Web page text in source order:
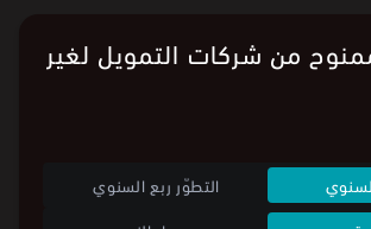
من شركات التمويل لغير
التطوّر ربع السنوي